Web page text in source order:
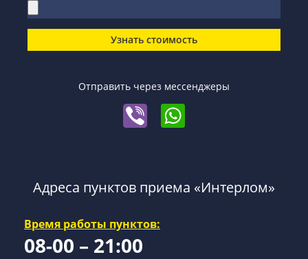
Узнать стоимость
Отправить через мессенджеры
Адреса пунктов приема «Интерлом»
Время работы пунктов:
08-00 – 21:00